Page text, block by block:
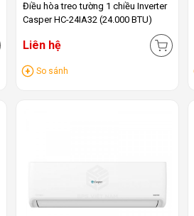
Điều hòa treo tường 1 chiều Inverter
Casper HC-24IA32 (24.000 BTU)
Liên hệ
So sánh